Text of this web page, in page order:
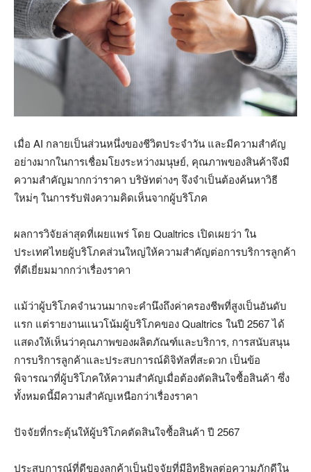
เมื่อ AI กลายเป็นส่วนหนึ่งของชีวิตประจำวัน และมีความสำคัญ
อย่างมากในการเชื่อมโยงระหว่างมนุษย์, คุณภาพของสินค้าจึงมี
ความสำคัญมากกว่าราคา บริษัทต่างๆ จึงจำเป็นต้องค้นหาวิธี
ใหม่ๆ ในการรับฟังความคิดเห็นจากผู้บริโภค
ผลการวิจัยล่าสุดที่เผยแพร่ โดย Qualtrics เปิดเผยว่า ใน
ประเทศไทยผู้บริโภคส่วนใหญ่ให้ความสำคัญต่อการบริการลูกค้า
ที่ดีเยี่ยมมากกว่าเรื่องราคา
แม้ว่าผู้บริโภคจำนวนมากจะคำนึงถึงค่าครองชีพที่สูงเป็นอันดับ
แรก แต่รายงานแนวโน้มผู้บริโภคของ Qualtrics ในปี 2567 ได้
แสดงให้เห็นว่าคุณภาพของผลิตภัณฑ์และบริการ, การสนับสนุน
การบริการลูกค้าและประสบการณ์ดิจิทัลที่สะดวก เป็นข้อ
พิจารณาที่ผู้บริโภคให้ความสำคัญเมื่อต้องตัดสินใจซื้อสินค้า ซึ่ง
ทั้งหมดนี้มีความสำคัญเหนือกว่าเรื่องราคา
ปัจจัยที่กระตุ้นให้ผู้บริโภคตัดสินใจซื้อสินค้า ปี 2567
ประสบการณ์ที่ดีของลูกค้าเป็นปัจจัยที่มีอิทธิพลต่อความภักดีใน